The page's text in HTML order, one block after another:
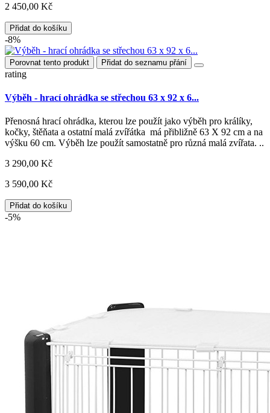
2 450,00 Kč
Přidat do košíku
-8%
Porovnat tento produkt Přidat do seznamu přání
rating
Výběh - hrací ohrádka se střechou 63 x 92 x 6...
Přenosná hrací ohrádka, kterou lze použít jako výběh pro králíky,
kočky, štěňata a ostatní malá zvířátka má přibližně 63 X 92 cm a na
výšku 60 cm. Výběh lze použít samostatně pro různá malá zvířata. ..
3 290,00 Kč
3 590,00 Kč
Přidat do košíku
-5%